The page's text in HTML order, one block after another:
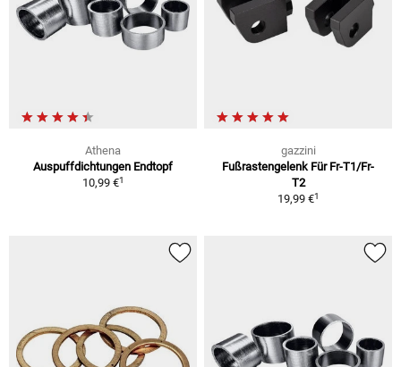
Athena
Auspuffdichtungen Endtopf
10,99 €1
gazzini
Fußrastengelenk Für Fr-T1/Fr-
T2
19,99 €1